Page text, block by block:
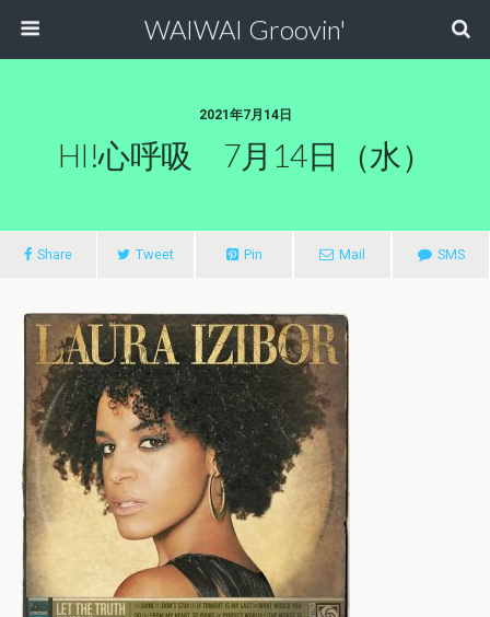
WAIWAI Groovin'
2021年7月14日
HI!心呼吸 7月14日（水）
Share Tweet Pin Mail SMS